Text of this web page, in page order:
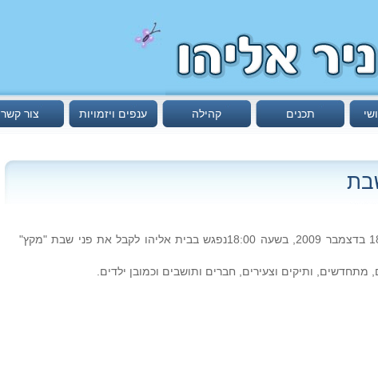
צור קשר ענפים ויזמויות קהילה תכנים
ביום שישי, א' טבת תש"ע – ‏18 בדצמבר 2009, בשעה 18:00נפגש בבית אליהו לקבל את פני שבת "מקץ"
מתחדשים, ותיקים וצעירים, חברים ותושבים וכמובן ילדים.